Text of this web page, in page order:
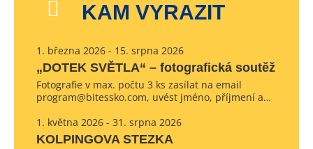
KAM VYRAZIT
1. března 2026 - 15. srpna 2026
„DOTEK SVĚTLA“ – fotografická soutěž
Fotografie v max. počtu 3 ks zasílat na email
program@bitessko.com, uvést jméno, příjmení a…
1. května 2026 - 31. srpna 2026
KOLPINGOVA STEZKA